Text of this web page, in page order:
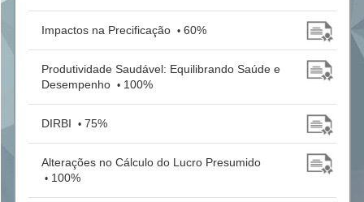
Impactos na Precificação • 60%
Produtividade Saudável: Equilibrando Saúde e
Desempenho • 100%
DIRBI • 75%
Alterações no Cálculo do Lucro Presumido
• 100%